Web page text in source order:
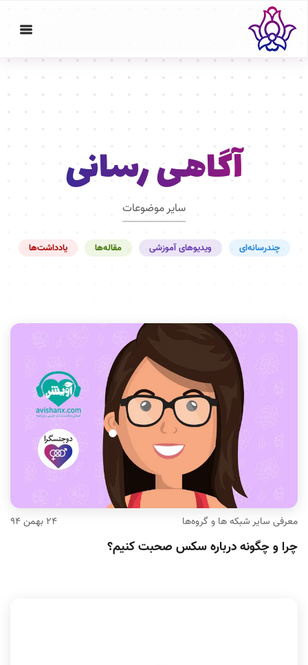
آگاهی رسانی
سایر موضوعات
چندرسانه‌ای ویدیوهای آموزشی مقاله‌ها یادداشت‌ها
معرفی سایر شبکه ها و گروه‌ها ۲۴ بهمن ۹۴
چرا و چگونه درباره سکس صحبت کنیم؟